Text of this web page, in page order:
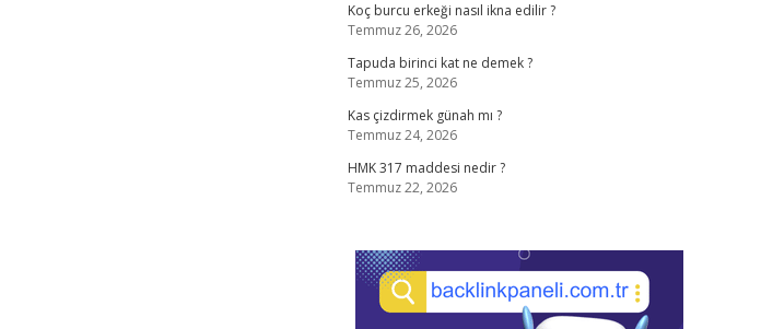
Koç burcu erkeği nasıl ikna edilir ?
Temmuz 26, 2026
Tapuda birinci kat ne demek ?
Temmuz 25, 2026
Kas çizdirmek günah mı ?
Temmuz 24, 2026
HMK 317 maddesi nedir ?
Temmuz 22, 2026